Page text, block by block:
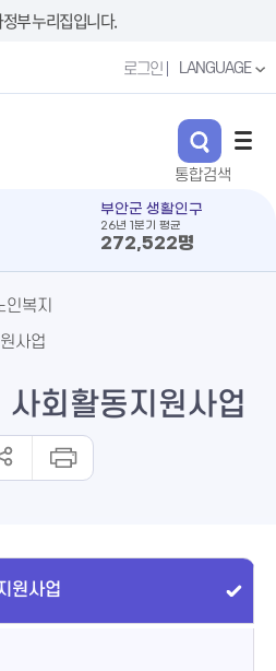
부 누리집입니다.
로그인 LANGUAGE
부안군 생활인구
26년 1분기 평균
272,522명
인복지
사업
회활동지원사업
원사업